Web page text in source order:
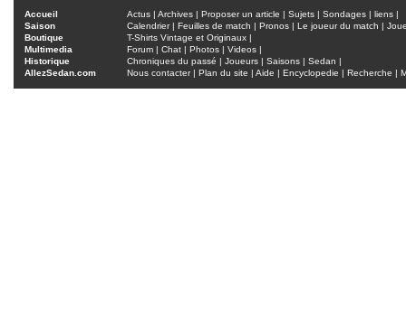
Accueil Actus | Archives | Proposer un article | Sujets | Sondages | liens |
Saison
Calendrier| Feuilles de match | Pronos | Le joueur du match |
Boutique
T-Shirts Vintage et Originaux |
Multimedia
Forum | Chat | Photos | Videos |
Historique
Chroniques du passé | Joueurs | Saisons | Sedan |
AllezSedan.com
Nous contacter| Plan du site | Aide | Encyclopedie | Recherche |